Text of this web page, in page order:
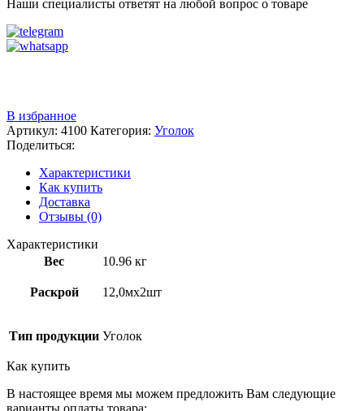
Наши специалисты ответят на любой вопрос о товаре
В избранное
Артикул: 4100 Категория: Уголок
Поделиться:
Характеристики
Как купить
Доставка
Отзывы (0)
Характеристики
Вес
10.96 кг
Раскрой 12,0мх2шт
Тип продукции Уголок
Как купить
В настоящее время мы можем предложить Вам следующие
варианты оплаты товара: